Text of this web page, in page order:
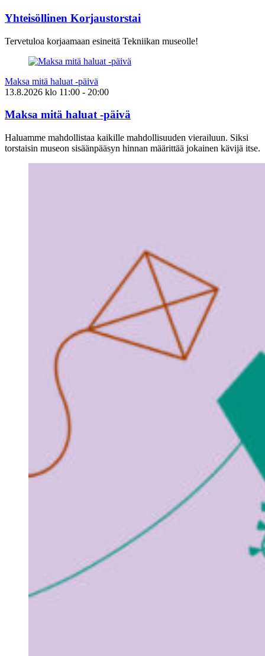
Yhteisöllinen Korjaustorstai
Tervetuloa korjaamaan esineitä Tekniikan museolle!
Maksa mitä haluat -päivä
13.8.2026 klo 11:00 - 20:00
Maksa mitä haluat -päivä
Haluamme mahdollistaa kaikille mahdollisuuden vierailuun. Siksi
torstaisin museon sisäänpääsyn hinnan määrittää jokainen kävijä itse.